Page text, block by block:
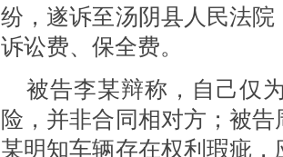
纷，遂诉至汤阴县人民法
诉讼费、保全费。
被告李某辩称，自己仅
险，并非合同相对方；被
某明知车辆存在权利瑕疵